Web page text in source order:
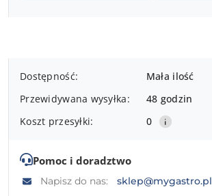
Dostępność
dostawa
Dostępność:
Mała ilość
Przewidywana wysyłka:
48 godzin
Koszt przesyłki:
0
Pomoc i doradztwo
Napisz do nas:
sklep@mygastro.pl